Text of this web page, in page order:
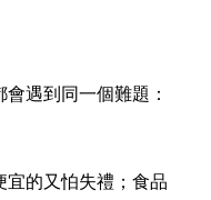
遇到同一個難題：
宜的又怕失禮；食品